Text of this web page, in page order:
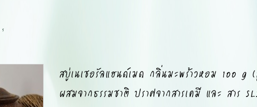
5
สบู่เนเชอรัลแฮนด์เมด กลิ่นมะพร้าวหอม 100 g
ผสมจากธรรมชาติ ปราศจากสารเคมี และ สาร